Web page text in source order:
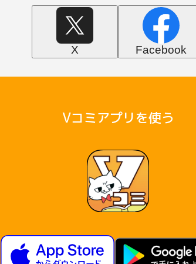
X Facebook
Vコミアプリを使う